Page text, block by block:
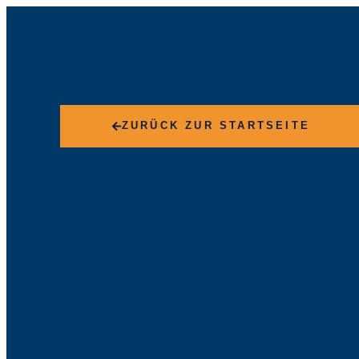
ZURÜCK ZUR STARTSEITE